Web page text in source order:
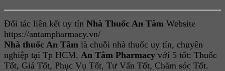
Đối tác liên kết uy tín Nhà Thuốc An Tâm Website
https://antampharmacy.vn/
Nhà thuốc An Tâm là chuỗi nhà thuốc uy tín, chuyên
nghiệp tại Tp HCM. An Tâm Pharmacy với 5 tốt: Thuốc
Tốt, Giá Tốt, Phục Vụ Tốt, Tư Vấn Tốt, Chăm sóc Tốt.